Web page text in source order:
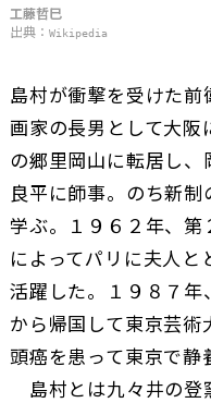
工藤哲巳
出典： Wikipedia
島村が衝撃を受けた
画家の長男として大
の郷里岡山に転居し
良平に師事。のち新
学ぶ。１９６２年、
によってパリに夫人と
活躍した。１９８７年
から帰国して東京芸
頭癌を患って東京で静
島村とは九々井の登